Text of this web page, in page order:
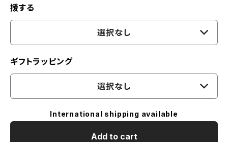
援する
選択なし
ギフトラッピング
選択なし
International shipping available
Add to cart